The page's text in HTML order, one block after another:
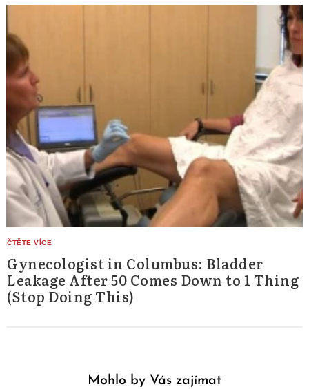
Gynecologist in Columbus: Bladder
Leakage After 50 Comes Down to 1 Thing
(Stop Doing This)
Mohlo by Vás zajímat